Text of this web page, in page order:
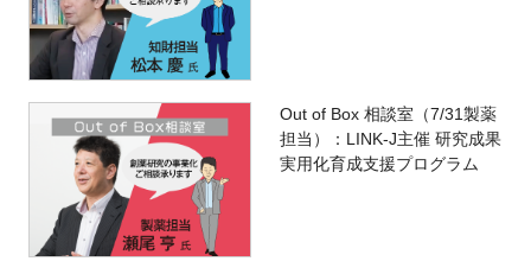
Out of Box 相談室（7/31製薬
担当）：LINK-J主催 研究成果
実用化育成支援プログラム